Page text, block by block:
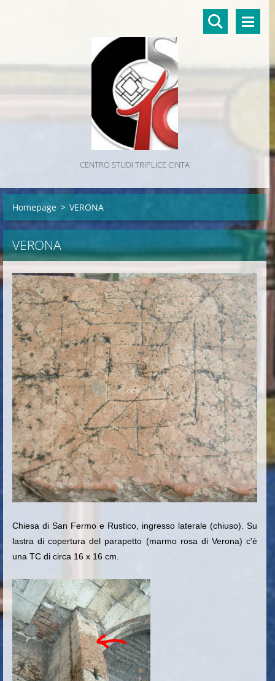
CENTRO STUDI TRIPLICE CINTA
Homepage > VERONA
VERONA
Chiesa di San Fermo e Rustico, ingresso laterale (chiuso). Su
lastra di copertura del parapetto (marmo rosa di Verona) c'è
una TC di circa 16 x 16 cm.